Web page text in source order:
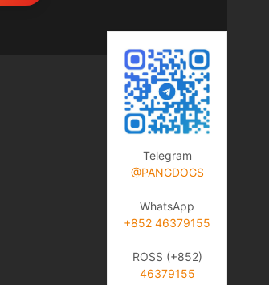
Telegram
@PANGDOGS
WhatsApp
+852 46379155
ROSS (+852)
46379155